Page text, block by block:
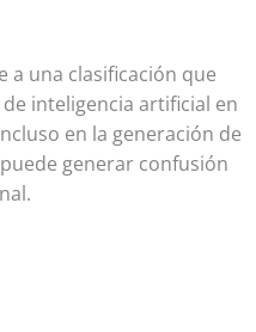
a una clasificación que
inteligencia artificial en
en la generación de
generar confusión